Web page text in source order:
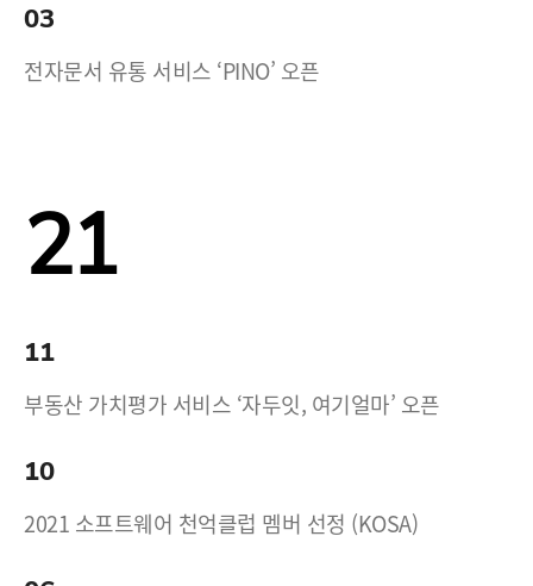
03
전자문서 유통 서비스 ‘PINO’ 오픈
21
11
부동산 가치평가 서비스 ‘자두잇, 여기얼마’ 오픈
10
2021 소프트웨어 천억클럽 멤버 선정 (KOSA)